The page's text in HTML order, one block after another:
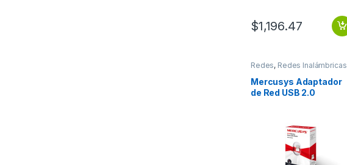
$1,196.47
Redes, Redes Inalámbricas
Mercusys Adaptador
de Red USB 2.0
INALAMBRICO NANO
150MBPS